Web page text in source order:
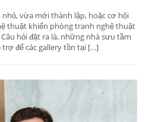
vừa mới thành lập, hoặc cơ hội
thuật khiến phòng tranh nghệ thuật
hỏi đặt ra là, những nhà sưu tầm
trợ để các gallery tồn tại […]